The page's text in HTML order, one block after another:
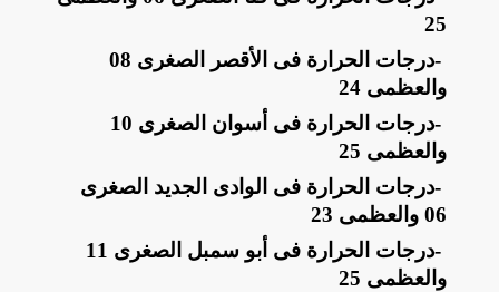
25
-
درجات الحرارة فى الأقصر الصغرى 08
والعظمى 24
-
درجات الحرارة فى أسوان الصغرى 10
والعظمى 25
-درجات الحرارة فى الوادى الجديد الصغرى
06 والعظمى 23
-
درجات الحرارة فى أبو سمبل الصغرى 11
والعظمى 25